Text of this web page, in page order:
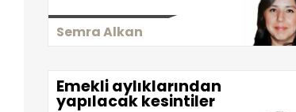
Semra Alkan
Emekli aylıklarından
yapılacak kesintiler